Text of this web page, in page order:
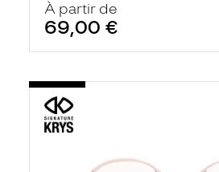
À partir de
69,00 €